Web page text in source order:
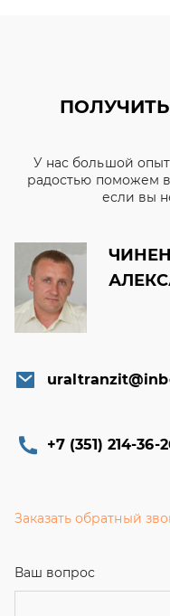
У нас большой
радостью поможем
если вы
+7 (351) 214-36-
Заказать обратный
Ваш вопрос